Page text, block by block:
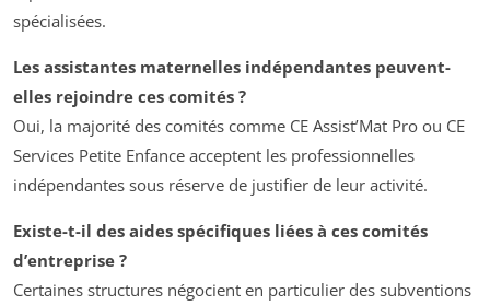
spécialisées.
Les assistantes maternelles indépendantes peuvent-
elles rejoindre ces comités ?
Oui, la majorité des comités comme CE Assist’Mat Pro ou CE
Services Petite Enfance acceptent les professionnelles
indépendantes sous réserve de justifier de leur activité.
Existe-t-il des aides spécifiques liées à ces comités
d’entreprise ?
Certaines structures négocient en particulier des subventions